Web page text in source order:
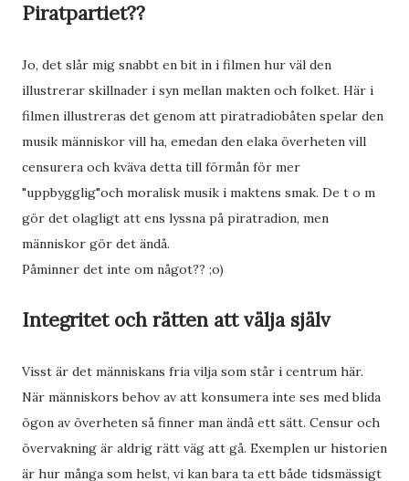
Piratpartiet??
Jo, det slår mig snabbt en bit in i filmen hur väl den
illustrerar skillnader i syn mellan makten och folket. Här i
filmen illustreras det genom att piratradiobåten spelar den
musik människor vill ha, emedan den elaka överheten vill
censurera och kväva detta till förmån för mer
"uppbygglig"och moralisk musik i maktens smak. De t o m
gör det olagligt att ens lyssna på piratradion, men
människor gör det ändå.
Påminner det inte om något?? ;o)
Integritet och rätten att välja själv
Visst är det människans fria vilja som står i centrum här.
När människors behov av att konsumera inte ses med blida
ögon av överheten så finner man ändå ett sätt. Censur och
övervakning är aldrig rätt väg att gå. Exemplen ur historien
är hur många som helst, vi kan bara ta ett både tidsmässigt